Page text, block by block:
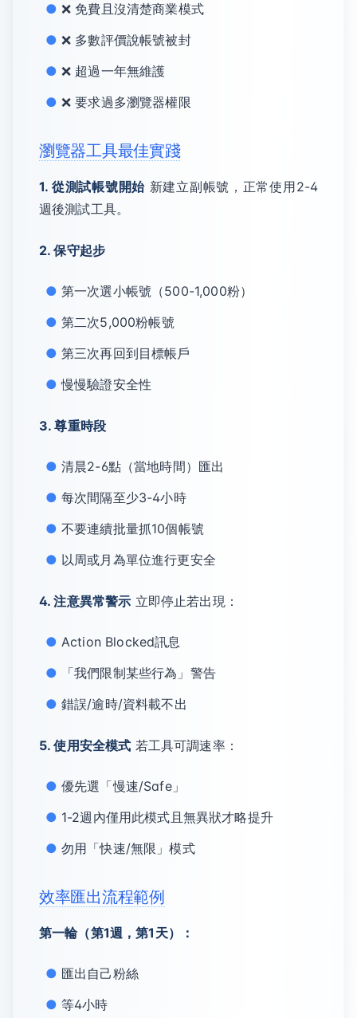
❌ 免費且沒清楚商業模式
❌ 多數評價說帳號被封
❌ 超過一年無維護
❌ 要求過多瀏覽器權限
瀏覽器工具最佳實踐
1. 從測試帳號開始 新建立副帳號，正常使用2-4
週後測試工具。
2. 保守起步
第一次選小帳號（500-1,000粉）
第二次5,000粉帳號
第三次再回到目標帳戶
慢慢驗證安全性
3. 尊重時段
清晨2-6點（當地時間）匯出
每次間隔至少3-4小時
不要連續批量抓10個帳號
以周或月為單位進行更安全
4. 注意異常警示 立即停止若出現：
Action Blocked訊息
「我們限制某些行為」警告
錯誤/逾時/資料載不出
5. 使用安全模式 若工具可調速率：
優先選「慢速/Safe」
1-2週內僅用此模式且無異狀才略提升
勿用「快速/無限」模式
效率匯出流程範例
第一輪（第1週，第1天）：
匯出自己粉絲
等4小時